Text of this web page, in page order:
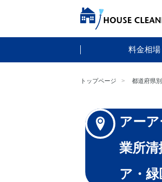
料金相場
トップページ 都道府県
アー
業所
ア・